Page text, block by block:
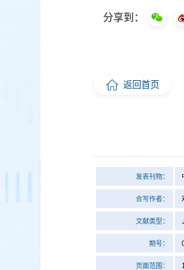
分享到：
返回首页
发表刊物：
合写作者：
文献类型：
期号：
页面范围：